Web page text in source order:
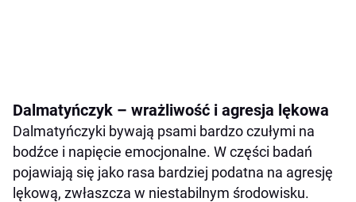
Dalmatyńczyk – wrażliwość i agresja lękowa
Dalmatyńczyki bywają psami bardzo czułymi na
bodźce i napięcie emocjonalne. W części badań
pojawiają się jako rasa bardziej podatna na agresję
lękową, zwłaszcza w niestabilnym środowisku.